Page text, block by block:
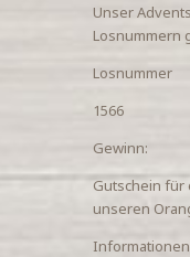
Unser
Losnummern
Losnummer
1566
Gewinn:
Gutschein für
unseren